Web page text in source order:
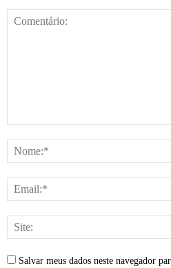
Salvar meus dados neste navegador